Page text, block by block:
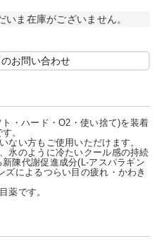
ま在庫がございません。
お問い合わせ
・ハード・O2・使い捨て)を装着
。
ない方もご使用いただけます。
氷のように冷たいクール感の持続
陳代謝促進成分(L-アスパラギン
によるつらい目の疲れ・かわき
薬です。